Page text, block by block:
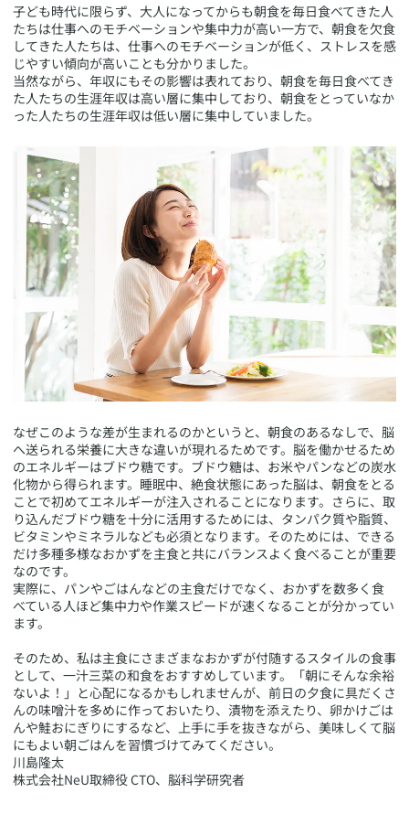
子ども時代に限らず、大人になってからも朝食を毎日食べてきた人
たちは仕事へのモチベーションや集中力が高い一方で、朝食を欠食
してきた人たちは、仕事へのモチベーションが低く、ストレスを感
じやすい傾向が高いことも分かりました。
当然ながら、年収にもその影響は表れており、朝食を毎日食べてき
た人たちの生涯年収は高い層に集中しており、朝食をとっていなか
った人たちの生涯年収は低い層に集中していました。
​なぜこのような差が生まれるのかというと、朝食のあるなしで、脳
へ送られる栄養に大きな違いが現れるためです。脳を働かせるため
のエネルギーはブドウ糖です。ブドウ糖は、お米やパンなどの炭水
化物から得られます。睡眠中、絶食状態にあった脳は、朝食をとる
ことで初めてエネルギーが注入されることになります。さらに、取
り込んだブドウ糖を十分に活用するためには、タンパク質や脂質、
ビタミンやミネラルなども必須となります。そのためには、できる
だけ多種多様なおかずを主食と共にバランスよく食べることが重要
なのです。
実際に、パンやごはんなどの主食だけでなく、おかずを数多く食
べている人ほど集中力や作業スピードが速くなることが分かってい
ます。
そのため、私は主食にさまざまなおかずが付随するスタイルの食事
として、一汁三菜の和食をおすすめしています。「朝にそんな余裕
ないよ！」と心配になるかもしれませんが、前日の夕食に具だくさ
んの味噌汁を多めに作っておいたり、漬物を添えたり、卵かけごは
んや鮭おにぎりにするなど、上手に手を抜きながら、美味しくて脳
にもよい朝ごはんを習慣づけてみてください。
​川島隆太
株式会社NeU取締役 CTO、脳科学研究者